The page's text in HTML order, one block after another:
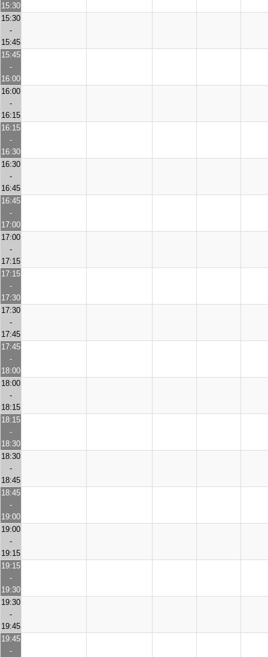
15:30
15:30
-
15:45
15:45
-
16:00
16:00
-
16:15
16:15
-
16:30
16:30
-
16:45
16:45
-
17:00
17:00
-
17:15
17:15
-
17:30
17:30
-
17:45
17:45
-
18:00
18:00
-
18:15
18:15
-
18:30
18:30
-
18:45
18:45
-
19:00
19:00
-
19:15
19:15
-
19:30
19:30
-
19:45
19:45
-